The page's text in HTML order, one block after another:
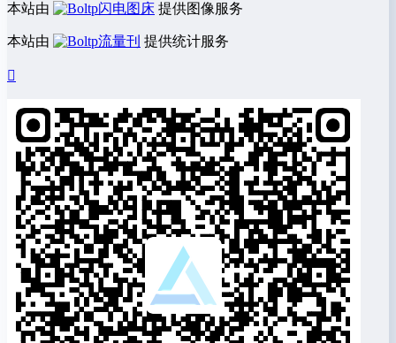
本站由 闪电图床 提供图像服务
本站由 流量刊 提供统计服务